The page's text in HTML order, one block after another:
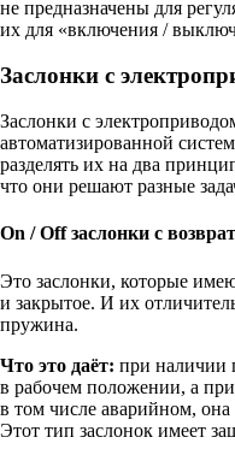
не предназначены для
их для «включения /
Заслонки с
Заслонки с
автоматизированной
разделять их на два
что они решают разные
On / Off заслонки с
Это заслонки, которые
и закрытое. И их
пружина.
Что это даёт: при наличии
в рабочем положении, а
в том числе аварийном, она
Этот тип заслонок имеет